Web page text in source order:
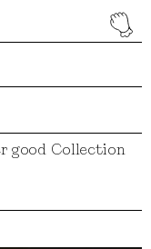
good Collection